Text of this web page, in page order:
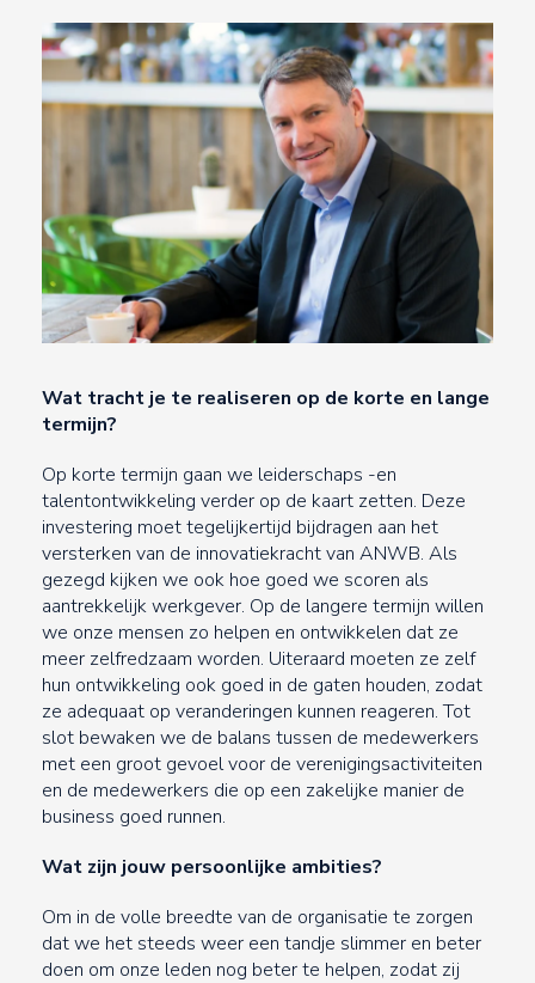
Wat tracht je te realiseren op de korte en lange
termijn?
Op korte termijn gaan we leiderschaps -en
talentontwikkeling verder op de kaart zetten. Deze
investering moet tegelijkertijd bijdragen aan het
versterken van de innovatiekracht van ANWB. Als
gezegd kijken we ook hoe goed we scoren als
aantrekkelijk werkgever. Op de langere termijn willen
we onze mensen zo helpen en ontwikkelen dat ze
meer zelfredzaam worden. Uiteraard moeten ze zelf
hun ontwikkeling ook goed in de gaten houden, zodat
ze adequaat op veranderingen kunnen reageren. Tot
slot bewaken we de balans tussen de medewerkers
met een groot gevoel voor de verenigingsactiviteiten
en de medewerkers die op een zakelijke manier de
business goed runnen.
Wat zijn jouw persoonlijke ambities?
Om in de volle breedte van de organisatie te zorgen
dat we het steeds weer een tandje slimmer en beter
doen om onze leden nog beter te helpen, zodat zij